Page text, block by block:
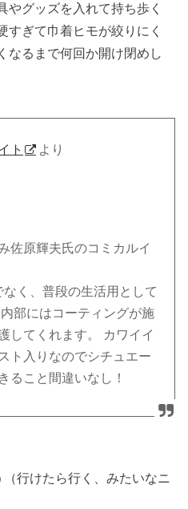
やグッズを入れて持ち歩く
すぎて巾着ヒモが絞りにく
なるまで何回か開け閉めし
ト より
佐原輝夫氏のコミカルイ
く、普段の生活用として
部にはコーティングが施
してくれます。 カワイイ
ト入りなのでシチュエー
ること間違いなし！
行けたら行く、みたいなニ